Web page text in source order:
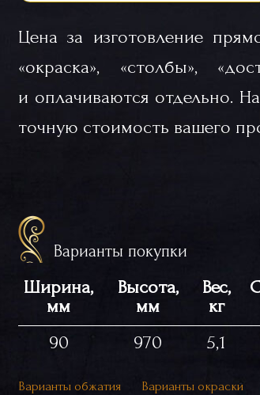
(ЧУГУННЫЕ)
Цена за изготовление
«окраска», «столбы»,
и оплачиваются отдельно.
точную стоимость вашего
Варианты покупки
Ширина,
мм
Высота,
мм
Вес,
кг
90
970 5,1
Варианты обжатия Варианты окраски